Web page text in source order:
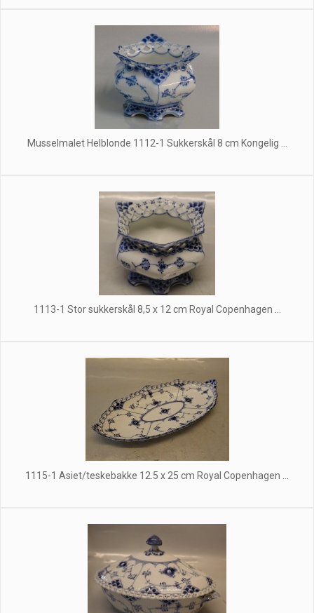
Musselmalet Helblonde 1112-1 Sukkerskål 8 cm Kongelig ...
1113-1 Stor sukkerskål 8,5 x 12 cm Royal Copenhagen ...
1115-1 Asiet/teskebakke 12.5 x 25 cm Royal Copenhagen ...